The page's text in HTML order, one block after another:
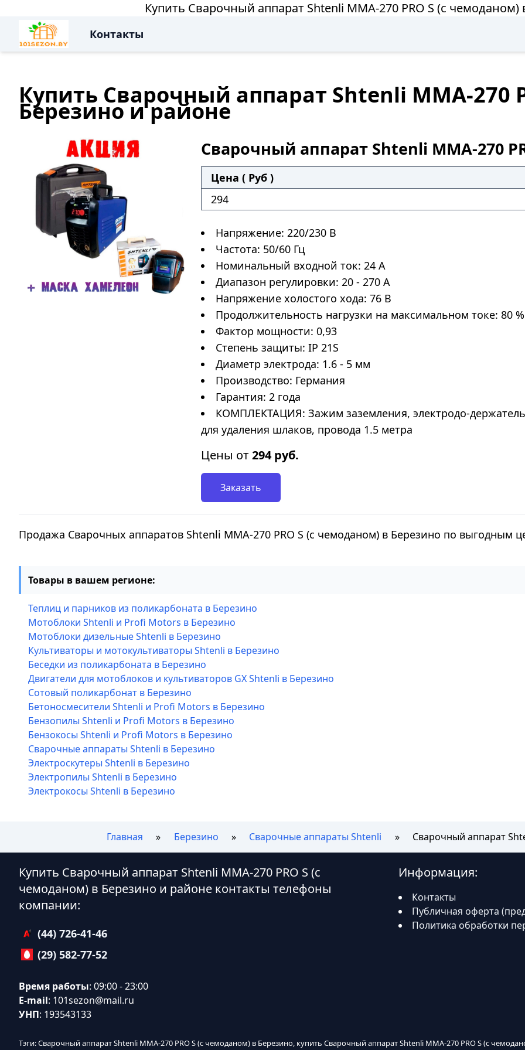
Купить Сварочный аппарат Shtenli MMA-270 PRO S (с
Контакты
Купить Сварочный аппарат Shtenli MMA-270
Березино и районе
Сварочный аппарат Shtenli MMA-270
Цена ( Руб )
294
Напряжение: 220/230 В
Частота: 50/60 Гц
Номинальный входной ток: 24 А
Диапазон регулировки: 20 - 270 А
Напряжение холостого хода: 76 В
Продолжительность нагрузки на максимальном токе: 80 %
Фактор мощности: 0,93
Степень защиты: IP 21S
Диаметр электрода: 1.6 - 5 мм
Производство: Германия
Гарантия: 2 года
КОМПЛЕКТАЦИЯ: Зажим заземления, электродо-
для удаления шлаков, провода 1.5 метра
Цены от294 руб.
Заказать
Продажа Сварочных аппаратов Shtenli MMA-270 PRO S (с чемоданом) в Березино по выгодным
Товары в вашем регионе:
Теплиц и парников из поликарбоната в Березино
Мотоблоки Shtenli и Profi Motors в Березино
Мотоблоки дизельные Shtenli в Березино
Культиваторы и мотокультиваторы Shtenli в Березино
Беседки из поликарбоната в Березино
Двигатели для мотоблоков и культиваторов GX Shtenli в Березино
Сотовый поликарбонат в Березино
Бетоносмесители Shtenli и Profi Motors в Березино
Бензопилы Shtenli и Profi Motors в Березино
Бензокосы Shtenli и Profi Motors в Березино
Сварочные аппараты Shtenli в Березино
Электроскутеры Shtenli в Березино
Электропилы Shtenli в Березино
Электрокосы Shtenli в Березино
Главная Березино Сварочные аппараты Shtenli Сварочный аппарат
Купить Сварочный аппарат Shtenli MMA-270 PRO S (с
чемоданом) в Березино и районе контакты телефоны
компании:
(44) 726-41-46
(29) 582-77-52
Время работы: 09:00 - 23:00
E-mail: 101sezon@mail.ru
УНП: 193543133
Информация:
Контакты
Публичная оферта
Политика обработки
Тэги: Сварочный аппарат Shtenli MMA-270 PRO S (с чемоданом) в Березино, купить Сварочный аппарат Shtenli MMA-270 PRO S (с